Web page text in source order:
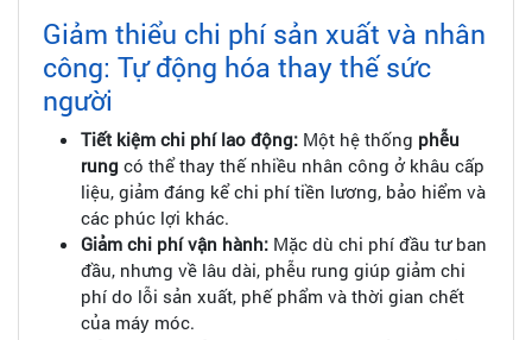
Giảm thiểu chi phí sản xuất và nhân
công: Tự động hóa thay thế sức
người
Tiết kiệm chi phí lao động: Một hệ thống phễu
rung có thể thay thế nhiều nhân công ở khâu cấp
liệu, giảm đáng kể chi phí tiền lương, bảo hiểm và
các phúc lợi khác.
Giảm chi phí vận hành: Mặc dù chi phí đầu tư ban
đầu, nhưng về lâu dài, phễu rung giúp giảm chi
phí do lỗi sản xuất, phế phẩm và thời gian chết
của máy móc.